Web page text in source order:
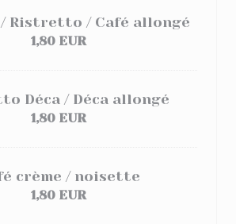
/ Ristretto / Café allongé
1,80 EUR
Déca / Déca allongé
1,80 EUR
crème / noisette
1,80 EUR